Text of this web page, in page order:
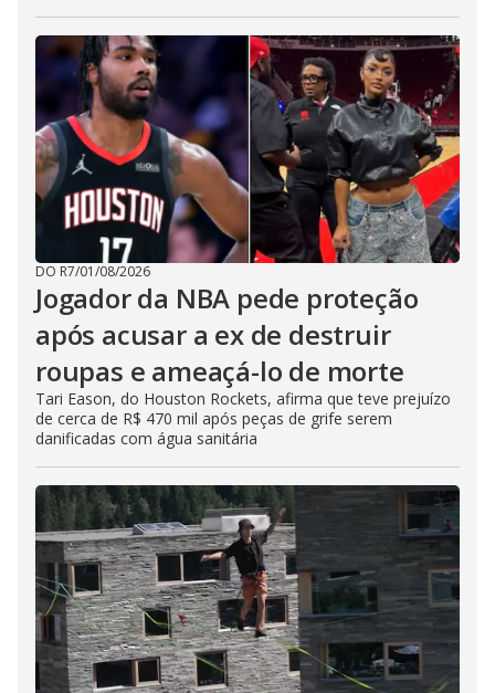
DO R7/01/08/2026
Jogador da NBA pede proteção
após acusar a ex de destruir
roupas e ameaçá-lo de morte
Tari Eason, do Houston Rockets, afirma que teve prejuízo
de cerca de R$ 470 mil após peças de grife serem
danificadas com água sanitária